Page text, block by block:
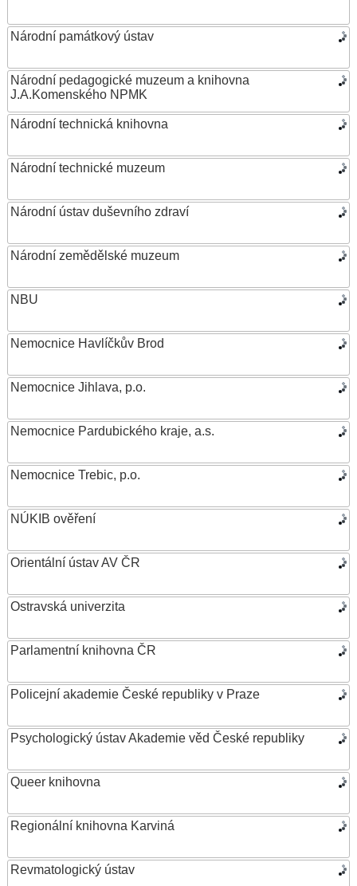
Národní památkový ústav
Národní pedagogické muzeum a knihovna
J.A.Komenského NPMK
Národní technická knihovna
Národní technické muzeum
Národní ústav duševního zdraví
Národní zemědělské muzeum
NBU
Nemocnice Havlíčkův Brod
Nemocnice Jihlava, p.o.
Nemocnice Pardubického kraje, a.s.
Nemocnice Trebic, p.o.
NÚKIB ověření
Orientální ústav AV ČR
Ostravská univerzita
Parlamentní knihovna ČR
Policejní akademie České republiky v Praze
Psychologický ústav Akademie věd České republiky
Queer knihovna
Regionální knihovna Karviná
Revmatologický ústav